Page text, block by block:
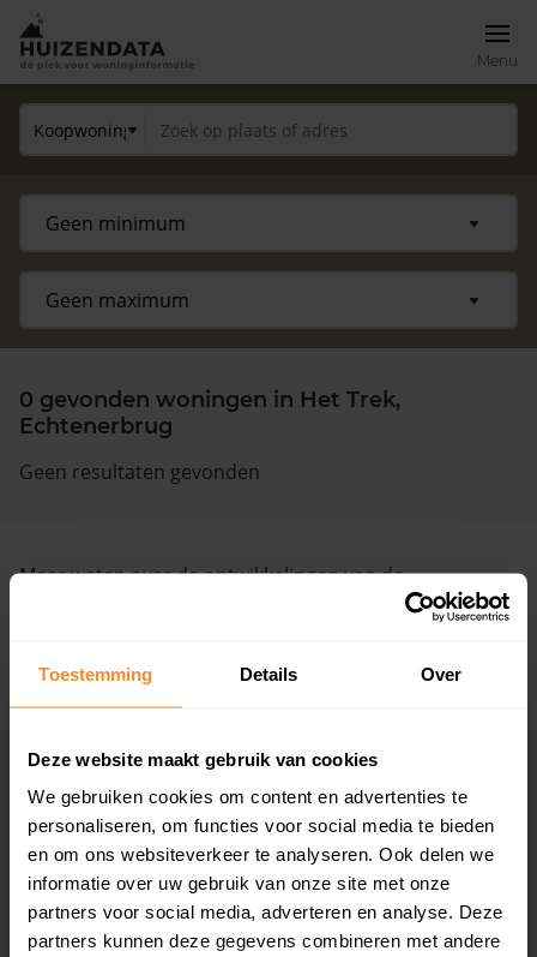
Toestemming Details Over
Deze website maakt gebruik van cookies
We gebruiken cookies om content en advertenties te
personaliseren, om functies voor social media te bieden
en om ons websiteverkeer te analyseren. Ook delen we
informatie over uw gebruik van onze site met onze
partners voor social media, adverteren en analyse. Deze
partners kunnen deze gegevens combineren met andere
Menu
Zoek een woning
Vragen? Neem contact met ons op
Maandag t/m vrijdag - 08:00 -18:00
0 gevonden woningen in Het Trek,
Echtenerbrug
Geen resultaten gevonden
Meer weten over de ontwikkelingen van de
huizenprijzen, woningwaarde en andere cijfers in deze
+ Lees de volledige omschrijving
per provincie
Drenthe
Flevoland
Friesland
Gelderland
woningmarkten
Amsterdam
Den Haag
Rotterdam
Utrecht